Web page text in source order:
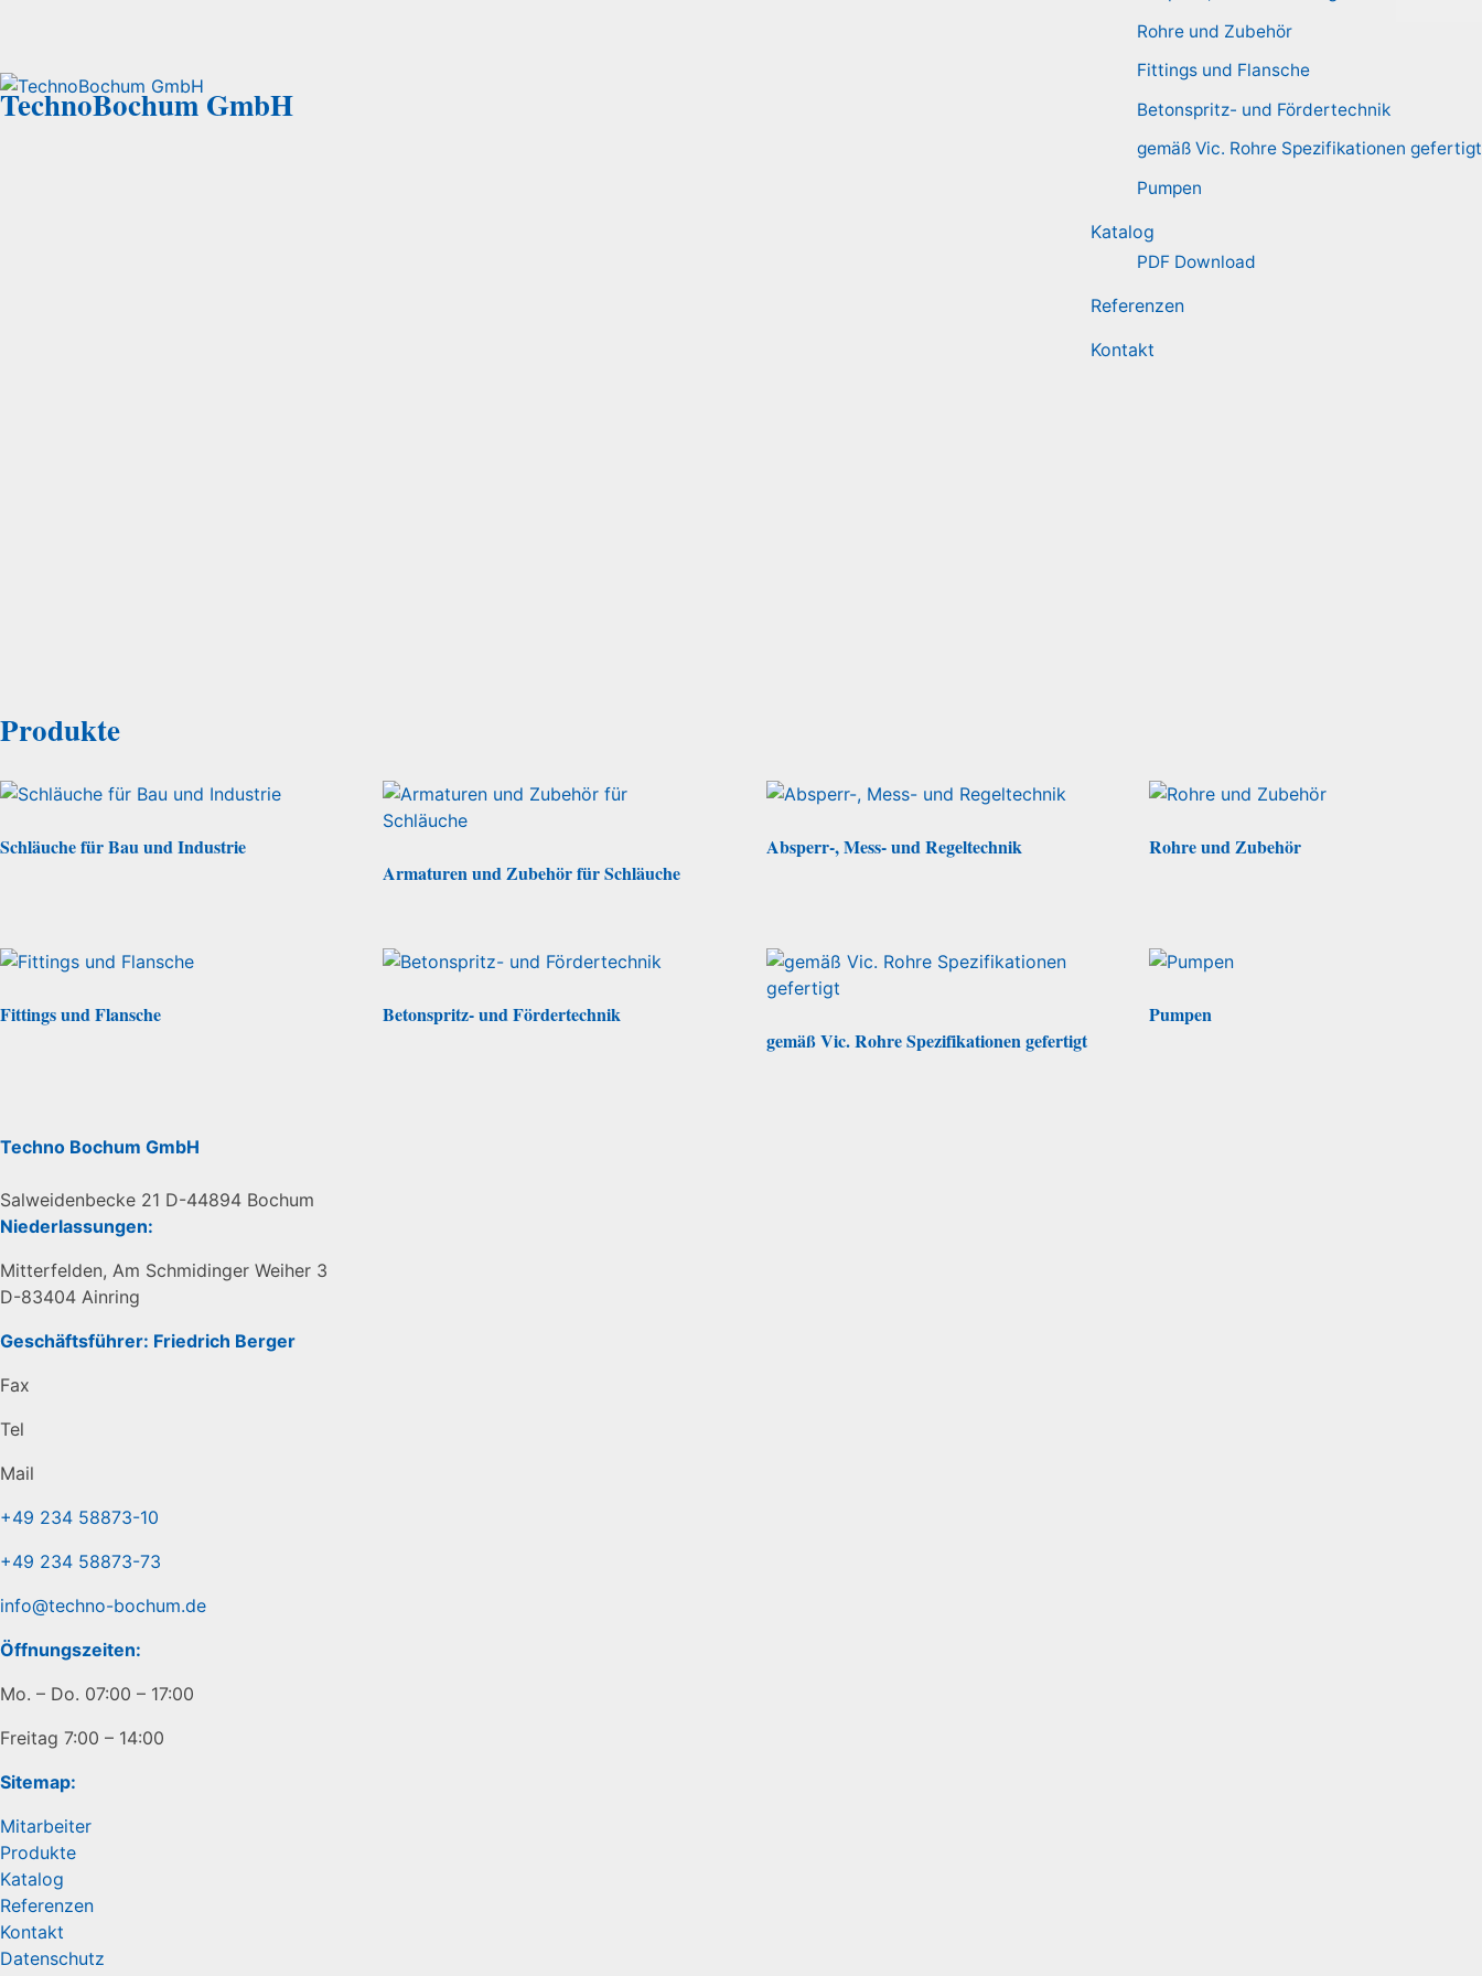
TechnoBochum GmbH
Rohre und Zubehör
Fittings und Flansche
Betonspritz- und Fördertechnik
gemäß Vic. Rohre Spezifikationen gefertigt
Pumpen
Katalog
PDF Download
Referenzen
Kontakt
Produkte
Schläuche für Bau und Industrie
Armaturen und Zubehör für Schläuche
Absperr-, Mess- und Regeltechnik Rohre und Zubehör
Fittings und Flansche
Betonspritz- und Fördertechnik
gemäß Vic. Rohre Spezifikationen gefertigt
Pumpen
Techno Bochum GmbH
Salweidenbecke 21 D-44894 Bochum
Niederlassungen:
Mitterfelden, Am Schmidinger Weiher 3
D-83404 Ainring
Geschäftsführer: Friedrich Berger
Fax
Tel
Mail
+49 234 58873-10
+49 234 58873-73
info@techno-bochum.de
Öffnungszeiten:
Mo. – Do. 07:00 – 17:00
Freitag 7:00 – 14:00
Sitemap:
Mitarbeiter
Produkte
Katalog
Referenzen
Kontakt
Datenschutz